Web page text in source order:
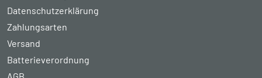
Datenschutzerklärung
Zahlungsarten
Versand
Batterieverordnung
AGB